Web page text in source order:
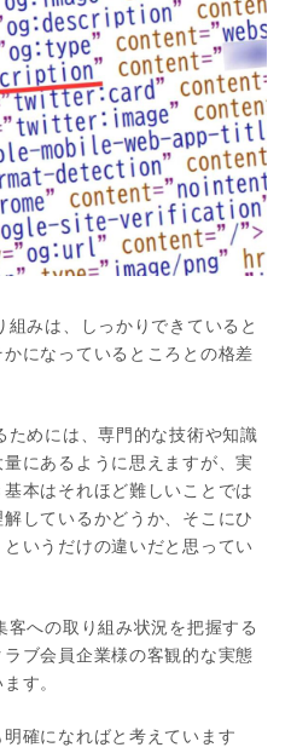
みは、しっかりできていると
になっているところとの格差
ためには、専門的な技術や知識
にあるように思えますが、実
本はそれほど難しいことでは
しているかどうか、そこにひ
いうだけの違いだと思ってい
への取り組み状況を把握する
ブ会員企業様の客観的な実態
す。
確になればと考えています